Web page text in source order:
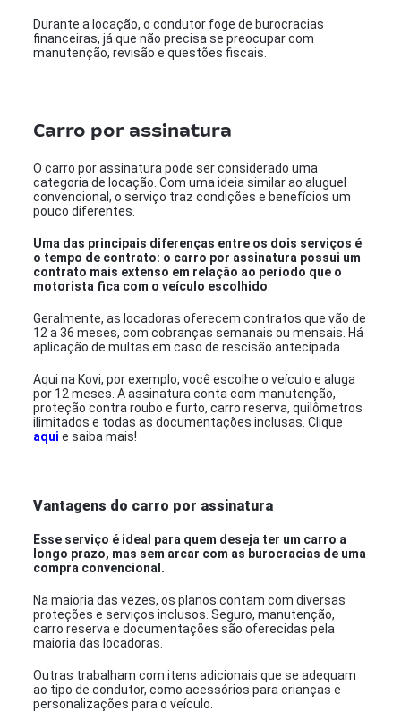
Durante a locação, o condutor foge de burocracias
financeiras, já que não precisa se preocupar com
manutenção, revisão e questões fiscais.
Carro por assinatura
O carro por assinatura pode ser considerado uma
categoria de locação. Com uma ideia similar ao aluguel
convencional, o serviço traz condições e benefícios um
pouco diferentes.
Uma das principais diferenças entre os dois serviços é
o tempo de contrato: o carro por assinatura possui um
contrato mais extenso em relação ao período que o
motorista fica com o veículo escolhido
Geralmente, as locadoras oferecem contratos que vão de
12 a 36 meses, com cobranças semanais ou mensais. Há
aplicação de multas em caso de rescisão antecipada.
Aqui na Kovi, por exemplo, você escolhe o veículo e aluga
por 12 meses. A assinatura conta com manutenção,
proteção contra roubo e furto, carro reserva, quilômetros
ilimitados e todas as documentações inclusas. Clique
aqui e saiba mais!
Vantagens do carro por assinatura
Esse serviço é ideal para quem deseja ter um carro a
longo prazo, mas sem arcar com as burocracias de uma
compra convencional.
Na maioria das vezes, os planos contam com diversas
proteções e serviços inclusos. Seguro, manutenção,
carro reserva e documentações são oferecidas pela
maioria das locadoras.
Outras trabalham com itens adicionais que se adequam
ao tipo de condutor, como acessórios para crianças e
personalizações para o veículo.